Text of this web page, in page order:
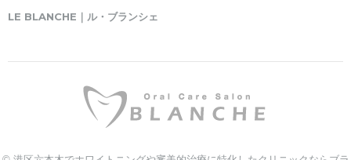
LE BLANCHE｜ル・ブランシェ